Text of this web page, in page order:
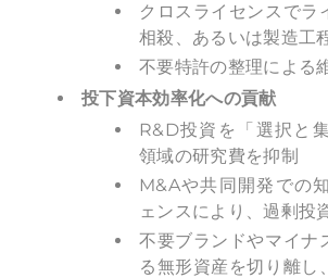
クロスライセンスでラ
相殺、あるいは製造工
不要特許の整理による
投下資本効率化への貢献
R&D投資を「選択と
領域の研究費を抑制
M&Aや共同開発での
ェンスにより、過剰投
不要ブランドやマイナ
る無形資産を切り離し